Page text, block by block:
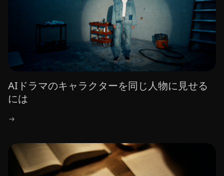
AIドラマのキャラクターを同じ人物に見せる
には